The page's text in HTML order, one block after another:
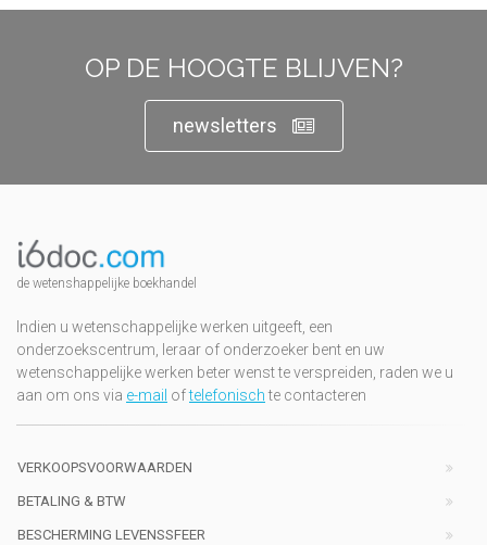
OP DE HOOGTE BLIJVEN?
newsletters
de wetenshappelijke boekhandel
Indien u wetenschappelijke werken uitgeeft, een
onderzoekscentrum, leraar of onderzoeker bent en uw
wetenschappelijke werken beter wenst te verspreiden, raden we u
aan om ons via e-mail oftelefonischte contacteren
VERKOOPSVOORWAARDEN
BETALING & BTW
BESCHERMING LEVENSSFEER